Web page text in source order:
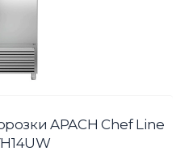
APACH Chef Line